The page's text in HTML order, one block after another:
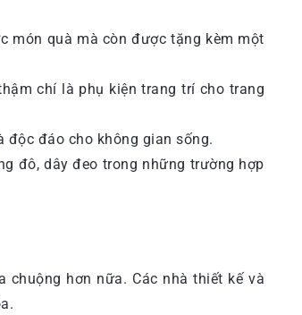
món quà mà còn được tặng kèm một
chí là phụ kiện trang trí cho trang
đáo cho không gian sống.
đô, dây đeo trong những trường hợp
hơn nữa. Các nhà thiết kế và